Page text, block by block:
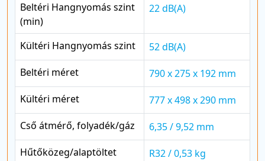
Beltéri Hangnyomás szint
(min)
22 dB(A)
Kültéri Hangnyomás szint
52 dB(A)
Beltéri méret
790 x 275 x 192 mm
Kültéri méret
777 x 498 x 290 mm
Cső átmérő, folyadék/gáz
6,35 / 9,52 mm
Hűtőközeg/alaptöltet
R32 / 0,53 kg